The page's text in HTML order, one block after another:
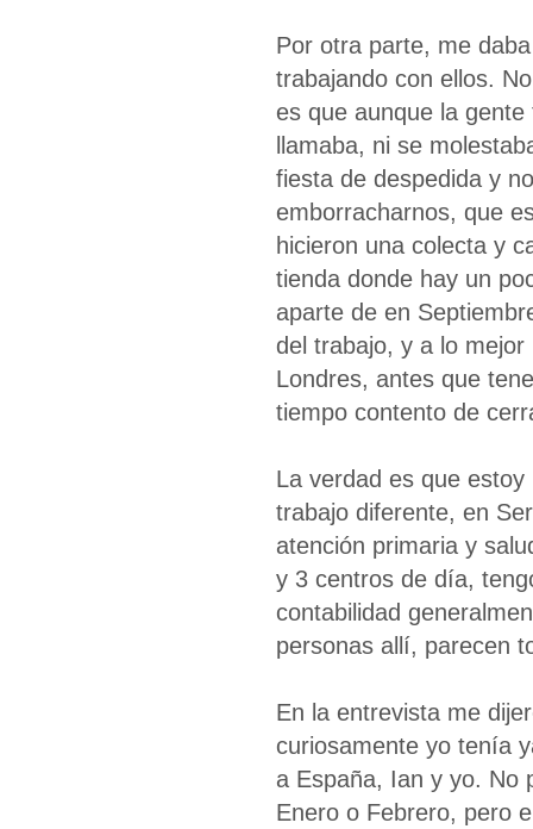
Por otra parte, me
trabajando con ellos.
es que aunque la
llamaba, ni se
fiesta de despedida y
emborracharnos, que
hicieron una colecta y
tienda donde hay un
aparte de en
del trabajo, y a lo
Londres, antes que
tiempo contento de
La verdad es que
trabajo diferente, en
atención primaria y
y 3 centros de día,
contabilidad
personas allí, parecen
En la entrevista me
curiosamente yo tenía
a España, Ian y yo. No
Enero o Febrero, pero